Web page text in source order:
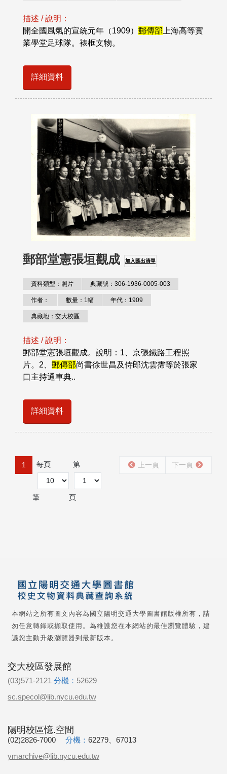
描述 / 說明：
開全國風氣的宣統元年（1909） 郵傳部 上海高等實
業學堂足球隊。裱框文物。
詳細資料
郵部堂憲張垣觀成 加入匯出清單
資料類型：照片 典藏號：306-1936-0005-003
作者： 數量：1幅 年代：1909
典藏地：交大校區
描述 / 說明：
郵部堂憲張垣觀成。說明：1、京張鐵路工程照
片。2、 郵傳部尚書徐世昌及侍郎沈雲霈等於張家
口主持通車典..
詳細資料
1 每頁
筆
第
頁
上一頁 下一頁
本網站之所有圖文內容為國立陽明交通大學圖書館版權所有，請
勿任意轉錄或擷取使用。為維護您在本網站的最佳瀏覽體驗，建
議您主動升級瀏覽器到最新版本。
交大校區發展館
(03)571-2121 分機： 52629
sc.specol@lib.nycu.edu.tw
陽明校區憶.空間
(02)2826-7000 分機： 62279、67013
ymarchive@lib.nycu.edu.tw